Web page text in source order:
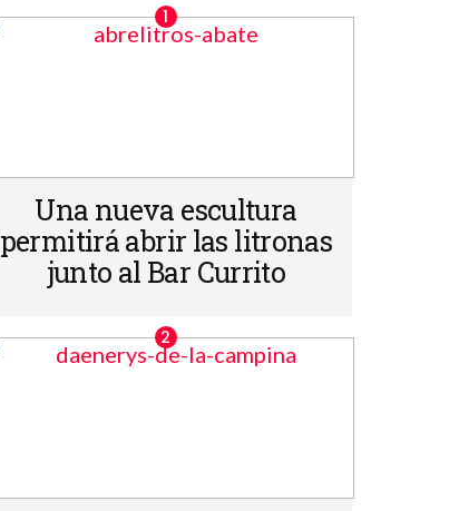
Una nueva escultura
permitirá abrir las litronas
junto al Bar Currito